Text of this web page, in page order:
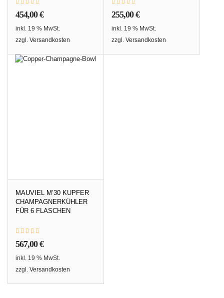
454,00€
inkl. 19 % MwSt.
zzgl. Versandkosten
255,00€
inkl. 19 % MwSt.
zzgl. Versandkosten
MAUVIEL M’30 KUPFER
CHAMPAGNERKÜHLER
FÜR 6 FLASCHEN
567,00€
inkl. 19 % MwSt.
zzgl. Versandkosten